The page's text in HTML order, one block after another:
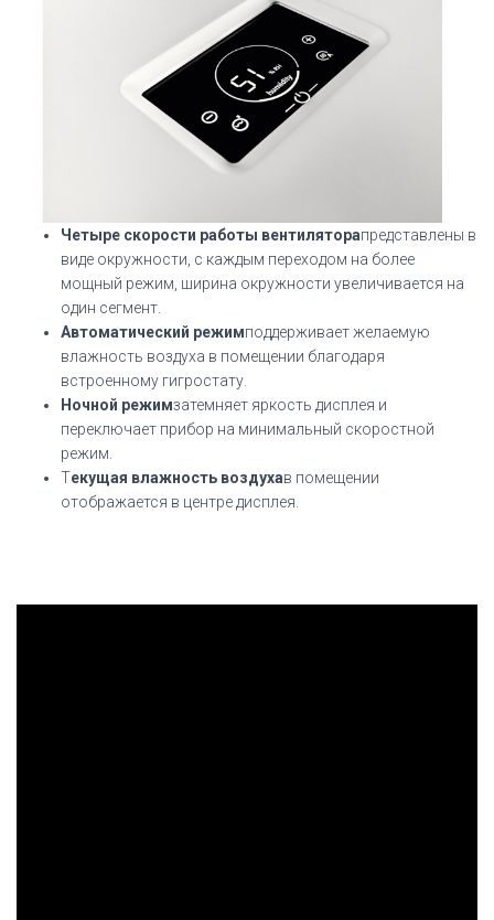
Четыре скорости работы вентиляторапредставлены в
виде окружности, с каждым переходом на более
мощный режим, ширина окружности увеличивается на
один сегмент.
Автоматический режимподдерживает желаемую
влажность воздуха в помещении благодаря
встроенному гигростату.
Ночной режимзатемняет яркость дисплея и
переключает прибор на минимальный скоростной
режим.
Текущая влажность воздухав помещении
отображается в центре дисплея.